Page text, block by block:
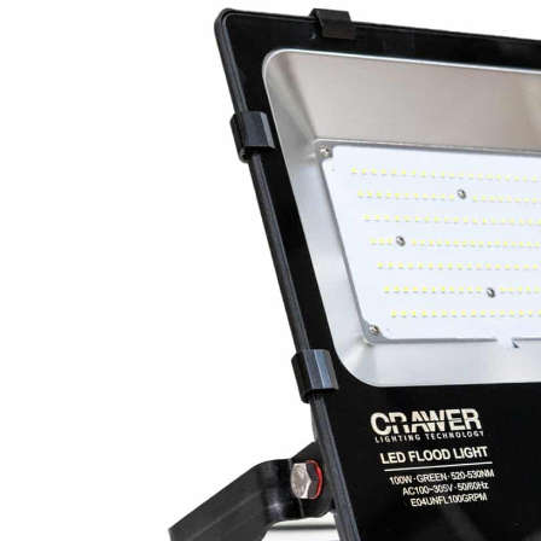
LED achterlichten LED
LED breedtelampen
LED
LED Hal,-
Overige